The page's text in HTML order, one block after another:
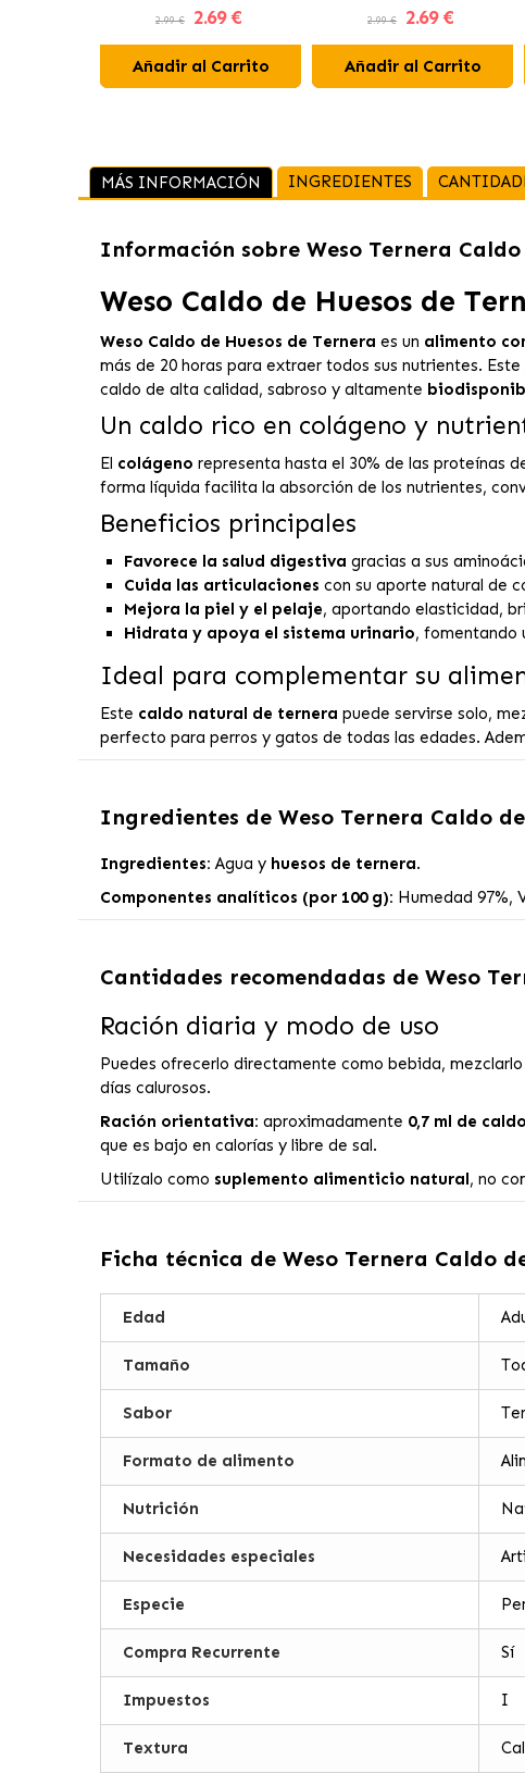
2.99 € 2.69 €
Añadir al Carrito
Perros
2.99 € 2.69 €
Añadir al Carrito
MÁS INFORMACIÓN INGREDIENTES
Información sobre Weso Ternera
Weso Caldo de Huesos de
Weso Caldo de Huesos de Ternera es un alimento
más de 20 horas para extraer todos sus nutrientes.
caldo de alta calidad, sabroso y altamente
Un caldo rico en colágeno y
El colágeno representa hasta el 30% de las proteínas
forma líquida facilita la absorción de los nutrientes,
Beneficios principales
Favorece la salud digestiva gracias a sus
Cuida las articulaciones con su aporte natural de
Mejora la piel y el pelaje, aportando elasticidad,
Hidrata y apoya el sistema urinario, fomentando
Ideal para complementar su
Este caldo natural de ternera puede servirse solo,
perfecto para perros y gatos de todas las edades.
Ingredientes de Weso Ternera Caldo
Ingredientes: Agua y huesos de ternera.
Componentes analíticos (por 100 g): Humedad 97%,
Cantidades recomendadas de Weso
Ración diaria y modo de uso
Puedes ofrecerlo directamente como bebida,
días calurosos.
Ración orientativa: aproximadamente 0,7 ml de
que es bajo en calorías y libre de sal.
Utilízalo como suplemento alimenticio natural, no
Ficha técnica de Weso Ternera Caldo
Edad
Tamaño
Sabor
Formato de alimento
Nutrición
Necesidades especiales
Especie
Compra Recurrente Sí
Impuestos I
Textura